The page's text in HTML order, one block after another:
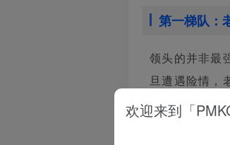
第一梯队：
领头的并非最
旦遭遇险情，
第二梯队：
欢迎来到「